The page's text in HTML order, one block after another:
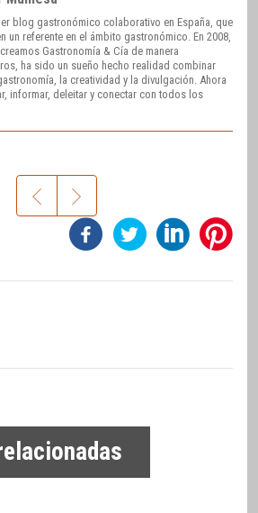
blog gastronómico colaborativo en España, que
un referente en el ámbito gastronómico. En 2008,
Gastronomía & Cía de manera
ha sido un sueño hecho realidad combinar
la creatividad y la divulgación. Ahora
informar, deleitar y conectar con todos los